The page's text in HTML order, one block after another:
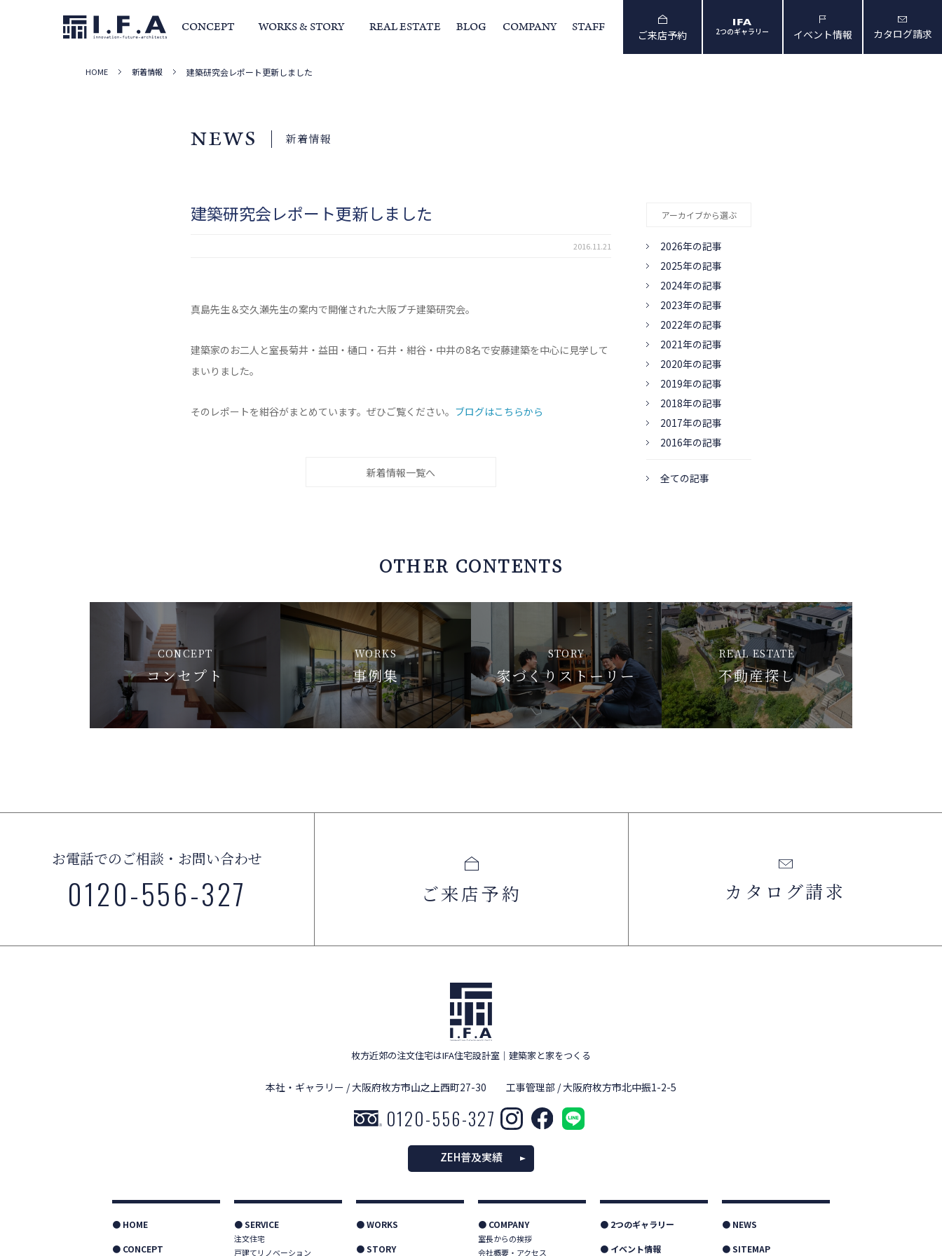
CONCEPT WORKS & STORY
事例集
REAL ESTATE BLOG COMPANY
サービス・家づくりの流れ 室長からの挨拶
STAFF
ご来店予約 2つのギャラリー イベント情報 カタログ請求
HOME 新着情報 建築研究会レポート更新しました
NEWS 新着情報
建築研究会レポート更新しました
2016.11.21
真島先生＆交久瀬先生の案内で開催された大阪プチ建築研究会。
建築家のお二人と室長菊井・益田・樋口・石井・紺谷・中井の8名で安藤建築を中心に見学して
まいりました。
そのレポートを紺谷がまとめています。ぜひご覧ください。 ブログはこちらから
新着情報一覧へ
アーカイブから選ぶ
2026年の記事
2025年の記事
2024年の記事
2023年の記事
2022年の記事
2021年の記事
2020年の記事
2019年の記事
2018年の記事
2017年の記事
2016年の記事
全ての記事
OTHER CONTENTS
CONCEPT
コンセプト
WORKS
事例集
STORY
家づくりストーリー
REAL ESTATE
不動産探し
お電話でのご相談・お問い合わせ
0120-556-327 ご来店予約 カタログ請求
枚方近郊の注文住宅はIFA住宅設計室 ｜ 建築家と家をつくる
本社・ギャラリー / 大阪府枚方市山之上西町27-30 工事管理部 / 大阪府枚方市北中振1-2-5
0120-556-327
ZEH普及実績
● HOME
● CONCEPT
● SERVICE
注文住宅
戸建てリノベーション
● WORKS
● STORY
● COMPANY
室長からの挨拶
会社概要・アクセス
● 2つのギャラリー
● イベント情報
● NEWS
● SITEMAP